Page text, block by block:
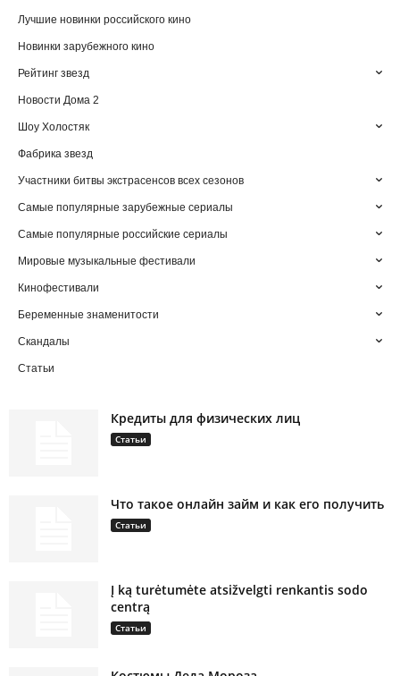
Лучшие новинки российского кино
Новинки зарубежного кино
Рейтинг звезд
Новости Дома 2
Шоу Холостяк
Фабрика звезд
Участники битвы экстрасенсов всех сезонов
Самые популярные зарубежные сериалы
Самые популярные российские сериалы
Мировые музыкальные фестивали
Кинофестивали
Беременные знаменитости
Скандалы
Статьи
Кредиты для физических лиц
Статьи
Что такое онлайн займ и как его получить
Статьи
Į ką turėtumėte atsižvelgti renkantis sodo
centrą
Статьи